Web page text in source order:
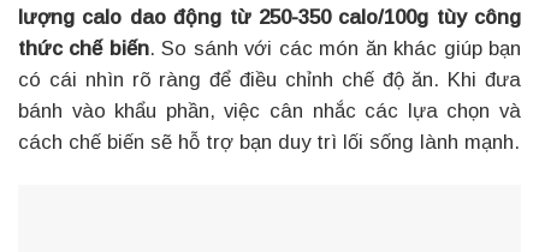
lượng calo dao động từ 250-350 calo/100g tùy công
thức chế biến. So sánh với các món ăn khác giúp bạn
có cái nhìn rõ ràng để điều chỉnh chế độ ăn. Khi đưa
bánh vào khẩu phần, việc cân nhắc các lựa chọn và
cách chế biến sẽ hỗ trợ bạn duy trì lối sống lành mạnh.